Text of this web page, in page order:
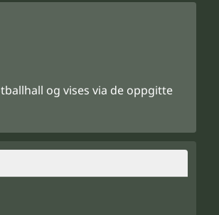
og vises via de oppgitte